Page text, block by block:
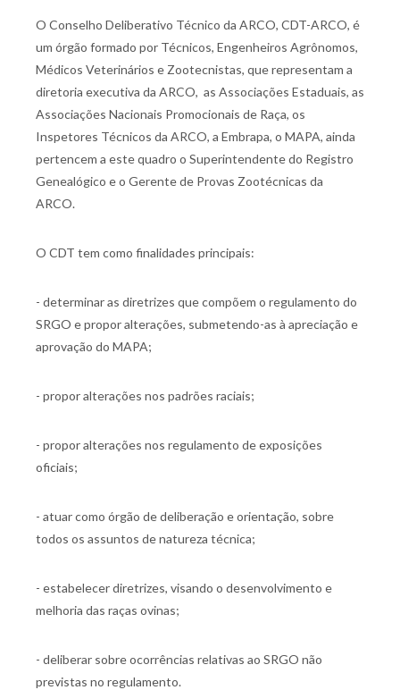
O Conselho Deliberativo Técnico da ARCO, CDT-ARCO, é
um órgão formado por Técnicos, Engenheiros Agrônomos,
Médicos Veterinários e Zootecnistas, que representam a
diretoria executiva da ARCO, as Associações Estaduais, as
Associações Nacionais Promocionais de Raça, os
Inspetores Técnicos da ARCO, a Embrapa, o MAPA, ainda
pertencem a este quadro o Superintendente do Registro
Genealógico e o Gerente de Provas Zootécnicas da
ARCO.
O CDT tem como finalidades principais:
- determinar as diretrizes que compõem o regulamento do
SRGO e propor alterações, submetendo-as à apreciação e
aprovação do MAPA;
- propor alterações nos padrões raciais;
- propor alterações nos regulamento de exposições
oficiais;
- atuar como órgão de deliberação e orientação, sobre
todos os assuntos de natureza técnica;
- estabelecer diretrizes, visando o desenvolvimento e
melhoria das raças ovinas;
- deliberar sobre ocorrências relativas ao SRGO não
previstas no regulamento.